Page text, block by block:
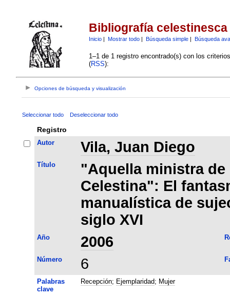
Bibliografía celestinesca
Inicio| Mostrar todo| Búsqueda simple| Búsqueda
1–1 de 1 registro encontrado(s) con los
(RSS):
Opciones de búsqueda y visualización
Seleccionar todo Deseleccionar todo
Registro
Autor Vila, Juan Diego
Título
"Aquella ministra de
Celestina": El
manualística de
siglo XVI
Año 2006
Número 6
Palabras
clave
Recepción; Ejemplaridad; Mujer